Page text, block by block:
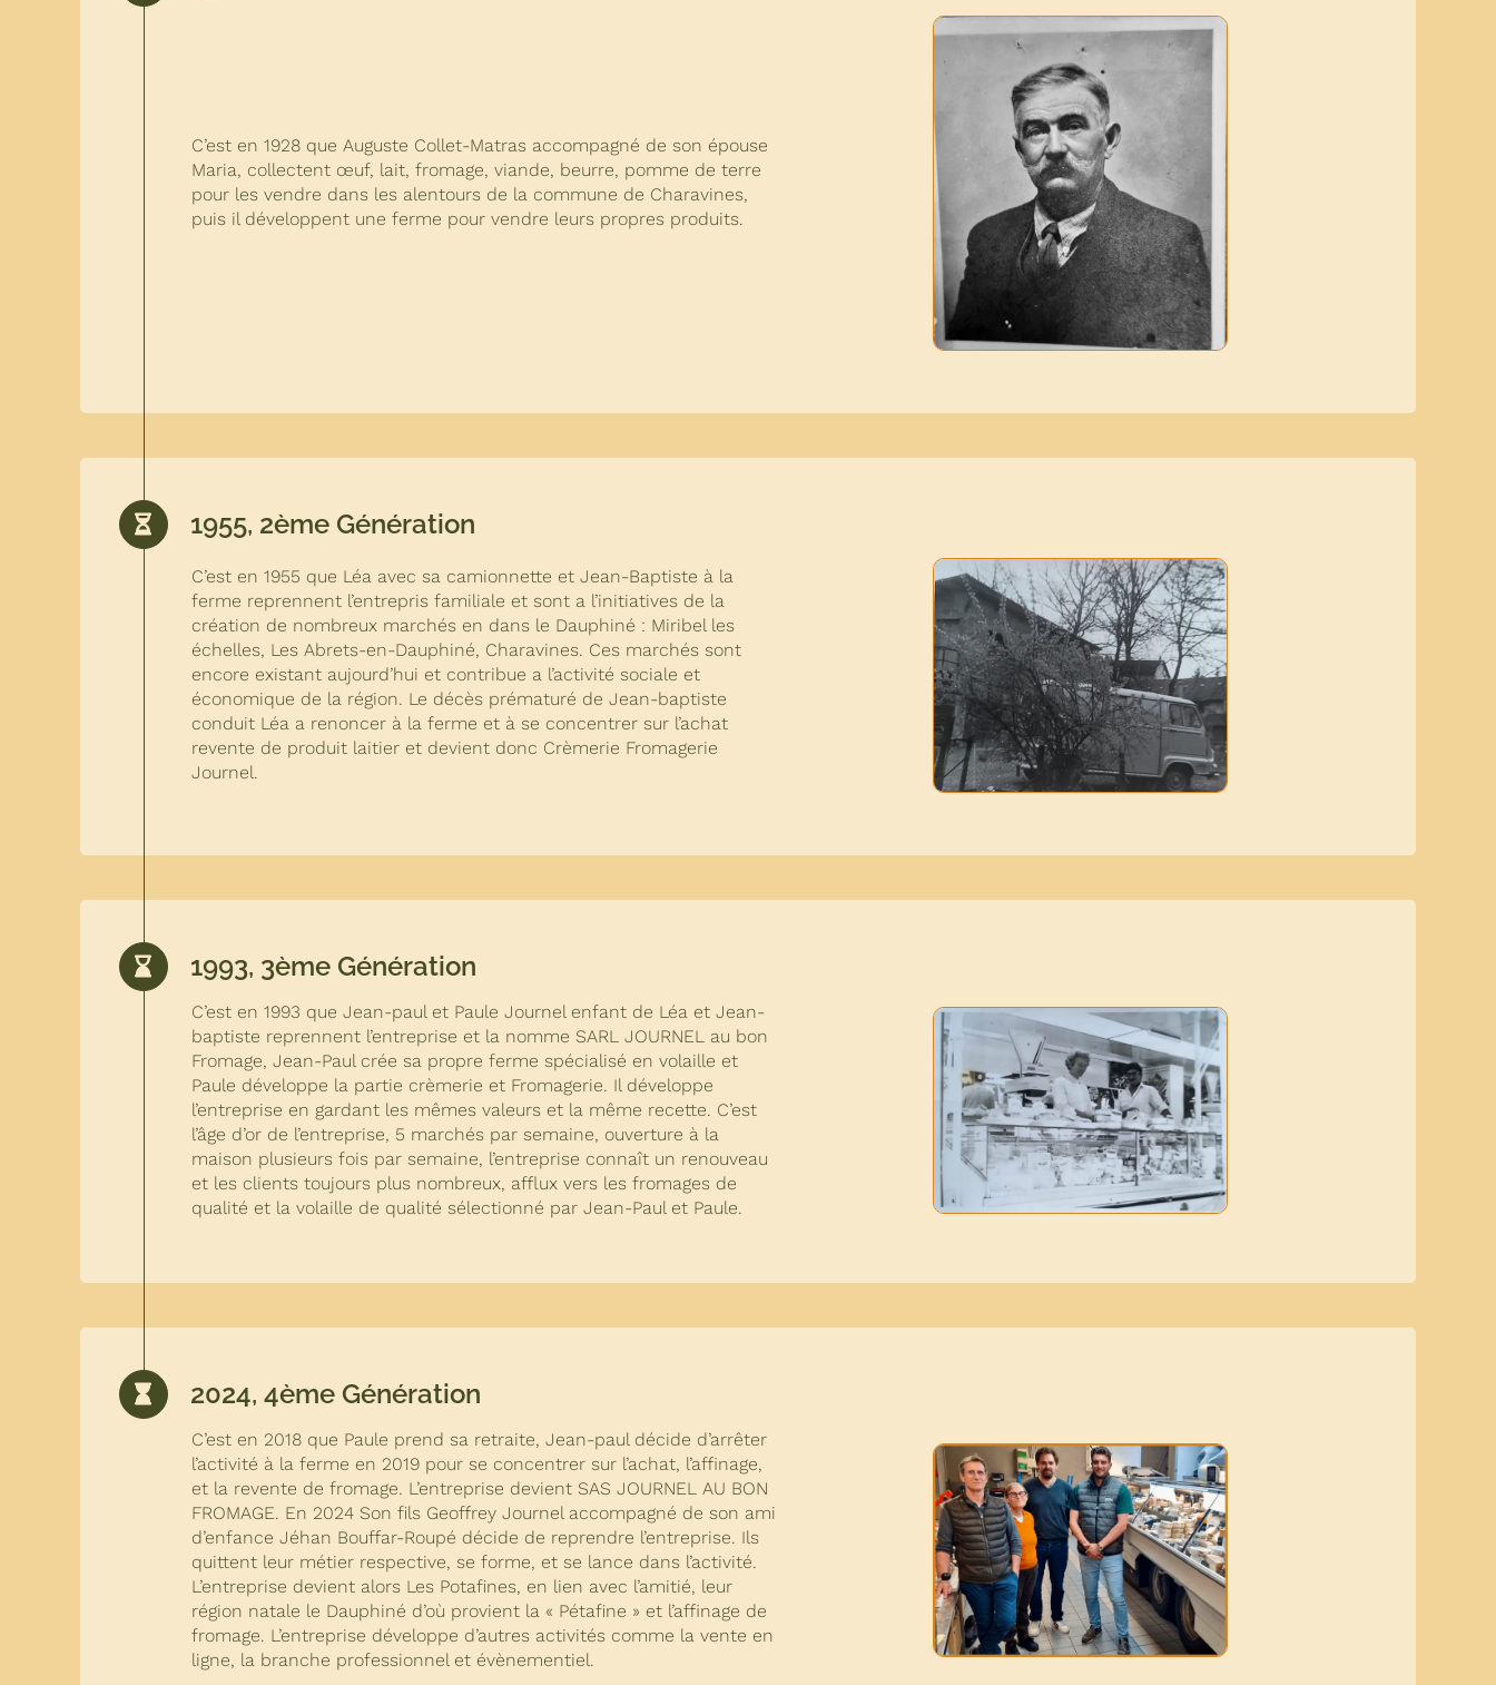
C’est en 1928 que Auguste Collet-Matras accompagné de son épouse
Maria, collectent œuf, lait, fromage, viande, beurre, pomme de terre
pour les vendre dans les alentours de la commune de Charavines,
puis il développent une ferme pour vendre leurs propres produits.
1955, 2ème Génération
C’est en 1955 que Léa avec sa camionnette et Jean-Baptiste à la
ferme reprennent l’entrepris familiale et sont a l’initiatives de la
création de nombreux marchés en dans le Dauphiné : Miribel les
échelles, Les Abrets-en-Dauphiné, Charavines. Ces marchés sont
encore existant aujourd’hui et contribue a l’activité sociale et
économique de la région. Le décès prématuré de Jean-baptiste
conduit Léa a renoncer à la ferme et à se concentrer sur l’achat
revente de produit laitier et devient donc Crèmerie Fromagerie
Journel.
1993, 3ème Génération
C’est en 1993 que Jean-paul et Paule Journel enfant de Léa et Jean-
baptiste reprennent l’entreprise et la nomme SARL JOURNEL au bon
Fromage, Jean-Paul crée sa propre ferme spécialisé en volaille et
Paule développe la partie crèmerie et Fromagerie. Il développe
l’entreprise en gardant les mêmes valeurs et la même recette. C’est
l’âge d’or de l’entreprise, 5 marchés par semaine, ouverture à la
maison plusieurs fois par semaine, l’entreprise connaît un renouveau
et les clients toujours plus nombreux, afflux vers les fromages de
qualité et la volaille de qualité sélectionné par Jean-Paul et Paule.
2024, 4ème Génération
C’est en 2018 que Paule prend sa retraite, Jean-paul décide d’arrêter
l’activité à la ferme en 2019 pour se concentrer sur l’achat, l’affinage,
et la revente de fromage. L’entreprise devient SAS JOURNEL AU BON
FROMAGE. En 2024 Son fils Geoffrey Journel accompagné de son ami
d’enfance Jéhan Bouffar-Roupé décide de reprendre l’entreprise. Ils
quittent leur métier respective, se forme, et se lance dans l’activité.
L’entreprise devient alors Les Potafines, en lien avec l’amitié, leur
région natale le Dauphiné d’où provient la « Pétafine » et l’affinage de
fromage. L’entreprise développe d’autres activités comme la vente en
ligne, la branche professionnel et évènementiel.